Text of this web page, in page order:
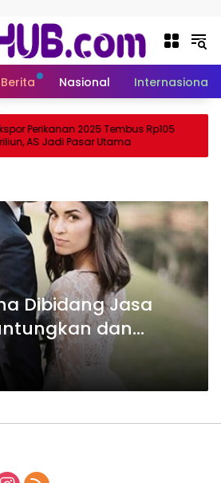
Berita Nasional Internasional
Perikanan 2025 Tembus Rp105
AS Jadi Pasar Utama
Dibidang Jasa
dan